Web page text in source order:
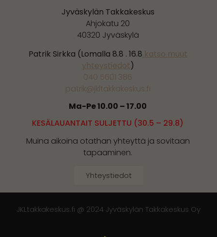
Jyväskylän Takkakeskus
Ahjokatu 20
40320 Jyväskylä
Patrik Sirkka (Lomalla 8.8 . 16.8 katso muut
yhteystiedot)
040 5601 386
patrik@jkltakkakeskus.fi
Ma-Pe 10.00 – 17.00
KESÄLAUANTAIT SULJETTU (30.5 – 29.8)
Muina aikoina otathan yhteyttä ja sovitaan
tapaaminen.
Yhteystiedot
JKLtakkakeskus.fi @ 2024 Jyväskylän Takkakeskus Oy